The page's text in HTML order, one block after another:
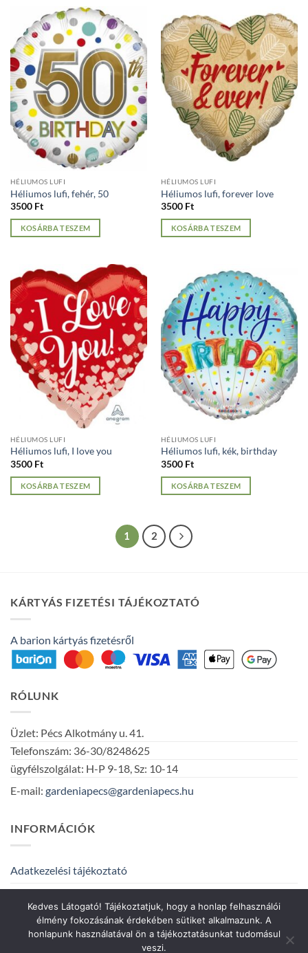
HÉLIUMOS LUFI
Héliumos lufi, fehér, 50
3500 Ft
KOSÁRBA TESZEM
HÉLIUMOS LUFI
Héliumos lufi, forever love
3500 Ft
KOSÁRBA TESZEM
HÉLIUMOS LUFI
Héliumos lufi, I love you
3500 Ft
KOSÁRBA TESZEM
HÉLIUMOS LUFI
Héliumos lufi, kék, birthday
3500 Ft
KOSÁRBA TESZEM
1 2
KÁRTYÁS FIZETÉSI TÁJÉKOZTATÓ
A barion kártyás fizetésről
RÓLUNK
Üzlet: Pécs Alkotmány u. 41.
Telefonszám: 36-30/8248625
ügyfélszolgálat: H-P 9-18, Sz: 10-14
E-mail: gardeniapecs@gardeniapecs.hu
INFORMÁCIÓK
Adatkezelési tájékoztató
Kedves Látogató! Tájékoztatjuk, hogy a honlap felhasználói
élmény fokozásának érdekében sütiket alkalmazunk. A
honlapunk használatával ön a tájékoztatásunkat tudomásul
veszi.